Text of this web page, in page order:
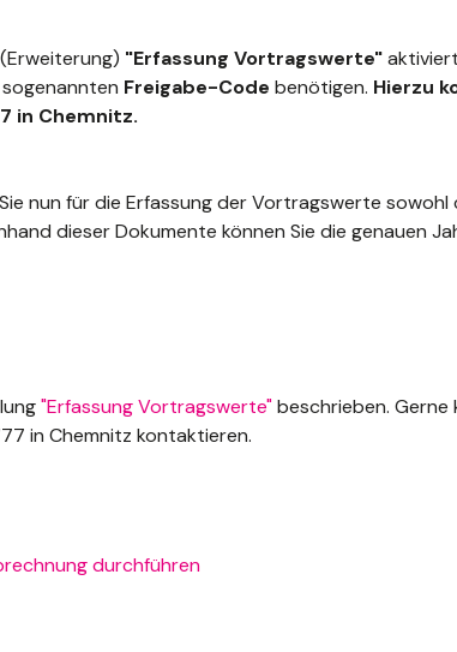
"Erfassung Vortragswerte"
Freigabe-Code benötigen. Hierzu
in Chemnitz.
nun für die Erfassung der Vortragswerte sowohl
dieser Dokumente können Sie die genauen
"Erfassung Vortragswerte"beschrieben. Gerne
in Chemnitz kontaktieren.
durchführen